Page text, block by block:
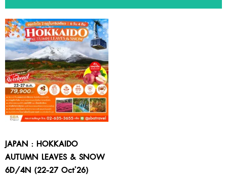
ทัวร์แนะนำ
สัมผัสประสบการณ์ท่องเที่ยวหลากหลายประเทศ ด้วยโปรแกรมทัวร์
คุณภาพจาก SBA Travel
JAPAN : HOKKAIDO
AUTUMN LEAVES & SNOW
6D/4N (22-27 Oct’26)